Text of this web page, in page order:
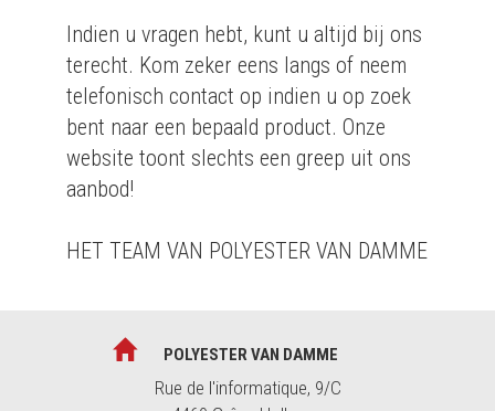
Indien u vragen hebt, kunt u altijd bij ons
terecht. Kom zeker eens langs of neem
telefonisch contact op indien u op zoek
bent naar een bepaald product. Onze
website toont slechts een greep uit ons
aanbod!
HET TEAM VAN POLYESTER VAN DAMME
POLYESTER VAN DAMME
Rue de l'informatique, 9/C